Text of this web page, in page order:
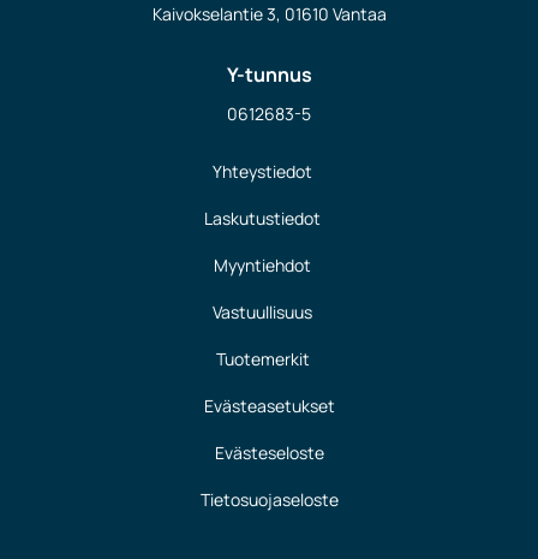
Kaivokselantie 3, 01610 Vantaa
Y-tunnus
0612683-5
Yhteystiedot
Laskutustiedot
Myyntiehdot
Vastuullisuus
Tuotemerkit
Evästeasetukset
Evästeseloste
Tietosuojaseloste